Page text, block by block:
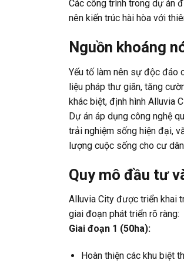
Các công trình trong dự án
nên kiến trúc hài hòa với
Nguồn khoáng
Yếu tố làm nên sự độc đáo
liệu pháp thư giãn, tăng
khác biệt, định hình Alluvia
Dự án áp dụng công nghệ
trải nghiệm sống hiện đại,
lượng cuộc sống cho cư
Quy mô đầu tư
Alluvia City được triển khai
giai đoạn phát triển rõ ràng:
Giai đoạn 1 (50ha):
Hoàn thiện các khu biệt